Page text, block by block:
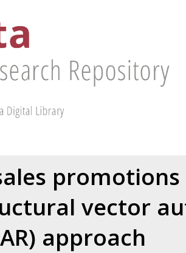
vector
approach